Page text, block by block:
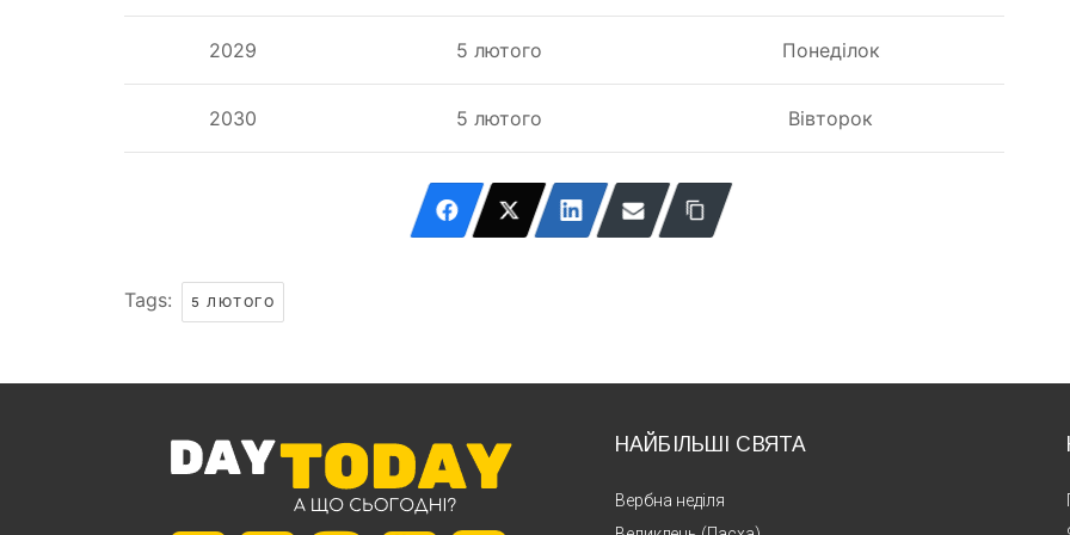
2029 5 лютого Понеділок
2030 5 лютого Вівторок
Tags: 5 ЛЮТОГО
НАЙБІЛЬШІ СВЯТА
Вербна неділя